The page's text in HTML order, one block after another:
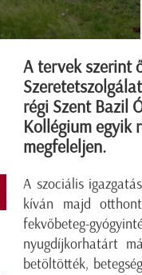
A tervek szerint
régi Szent Bazil
Kollégium egyik
megfeleljen.
A szociális
kíván majd
fekvőbeteg-
nyugdíjkorhatárt
betöltötték,